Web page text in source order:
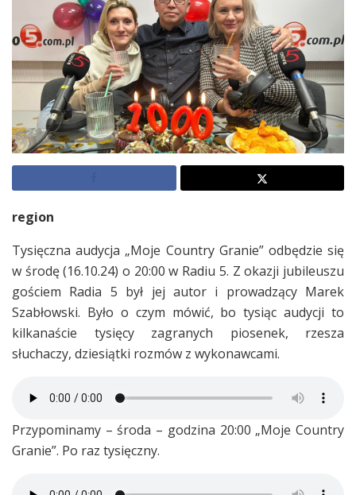
region
Tysięczna audycja „Moje Country Granie” odbędzie się
w środę (16.10.24) o 20:00 w Radiu 5. Z okazji jubileuszu
gościem Radia 5 był jej autor i prowadzący Marek
Szabłowski. Było o czym mówić, bo tysiąc audycji to
kilkanaście tysięcy zagranych piosenek, rzesza
słuchaczy, dziesiątki rozmów z wykonawcami.
Przypominamy – środa – godzina 20:00 „Moje Country
Granie”. Po raz tysięczny.